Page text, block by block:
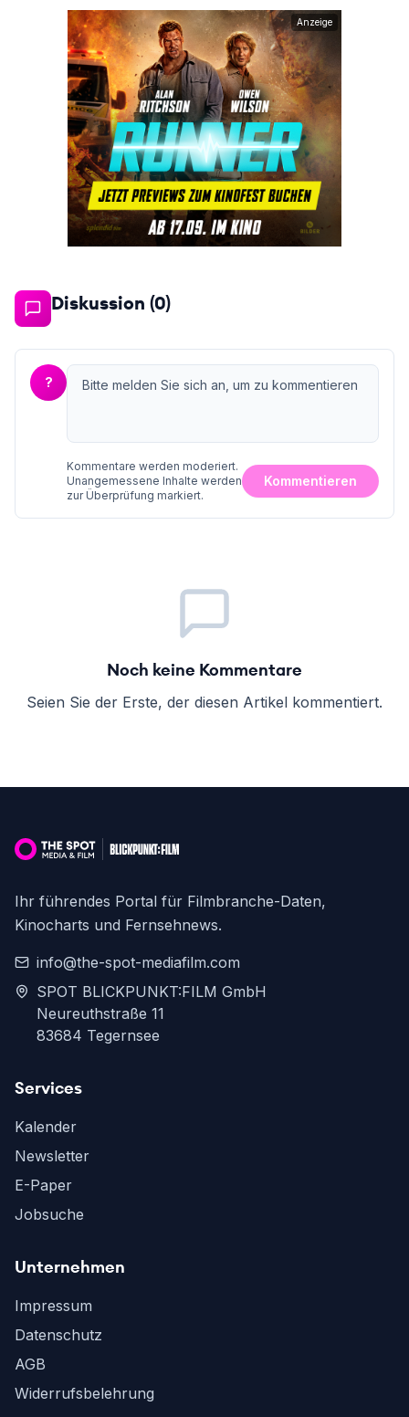
Anzeige
Diskussion (0)
?
Kommentare werden moderiert.
Unangemessene Inhalte werden
zur Überprüfung markiert.
Kommentieren
Noch keine Kommentare
Seien Sie der Erste, der diesen Artikel kommentiert.
Ihr führendes Portal für Filmbranche-Daten,
Kinocharts und Fernsehnews.
info@the-spot-mediafilm.com
SPOT BLICKPUNKT:FILM GmbH
Neureuthstraße 11
83684 Tegernsee
Services
Kalender
Newsletter
E-Paper
Jobsuche
Unternehmen
Impressum
Datenschutz
AGB
Widerrufsbelehrung